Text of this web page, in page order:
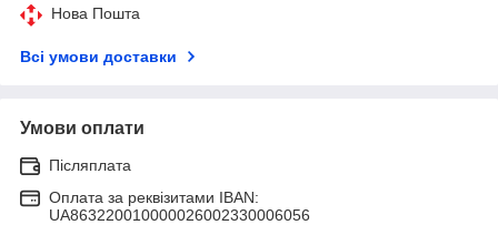
Нова Пошта
Всі умови доставки
Умови оплати
Післяплата
Оплата за реквізитами IBAN:
UA863220010000026002330006056